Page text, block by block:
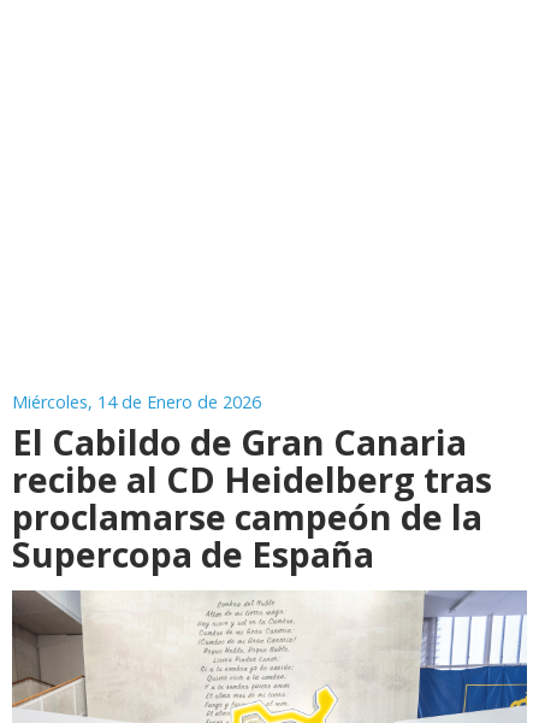
Miércoles, 14 de Enero de 2026
El Cabildo de Gran Canaria
recibe al CD Heidelberg tras
proclamarse campeón de la
Supercopa de España